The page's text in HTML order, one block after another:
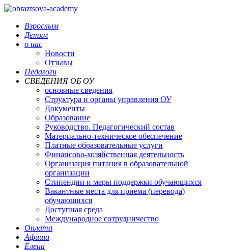
Взрослым
Детям
о нас
Новости
Отзывы
Педагоги
СВЕДЕНИЯ ОБ ОУ
основные сведения
Структура и органы управления ОУ
Документы
Образование
Руководство. Педагогический состав
Материально-техническое обеспечение
Платные образовательные услуги
Финансово-хозяйственная деятельность
Организация питания в образовательной
организации
Стипендии и меры поддержки обучающихся
Вакантные места для приема (перевода)
обучающихся
Доступная среда
Международное сотрудничество
Оплата
Афиша
Елена